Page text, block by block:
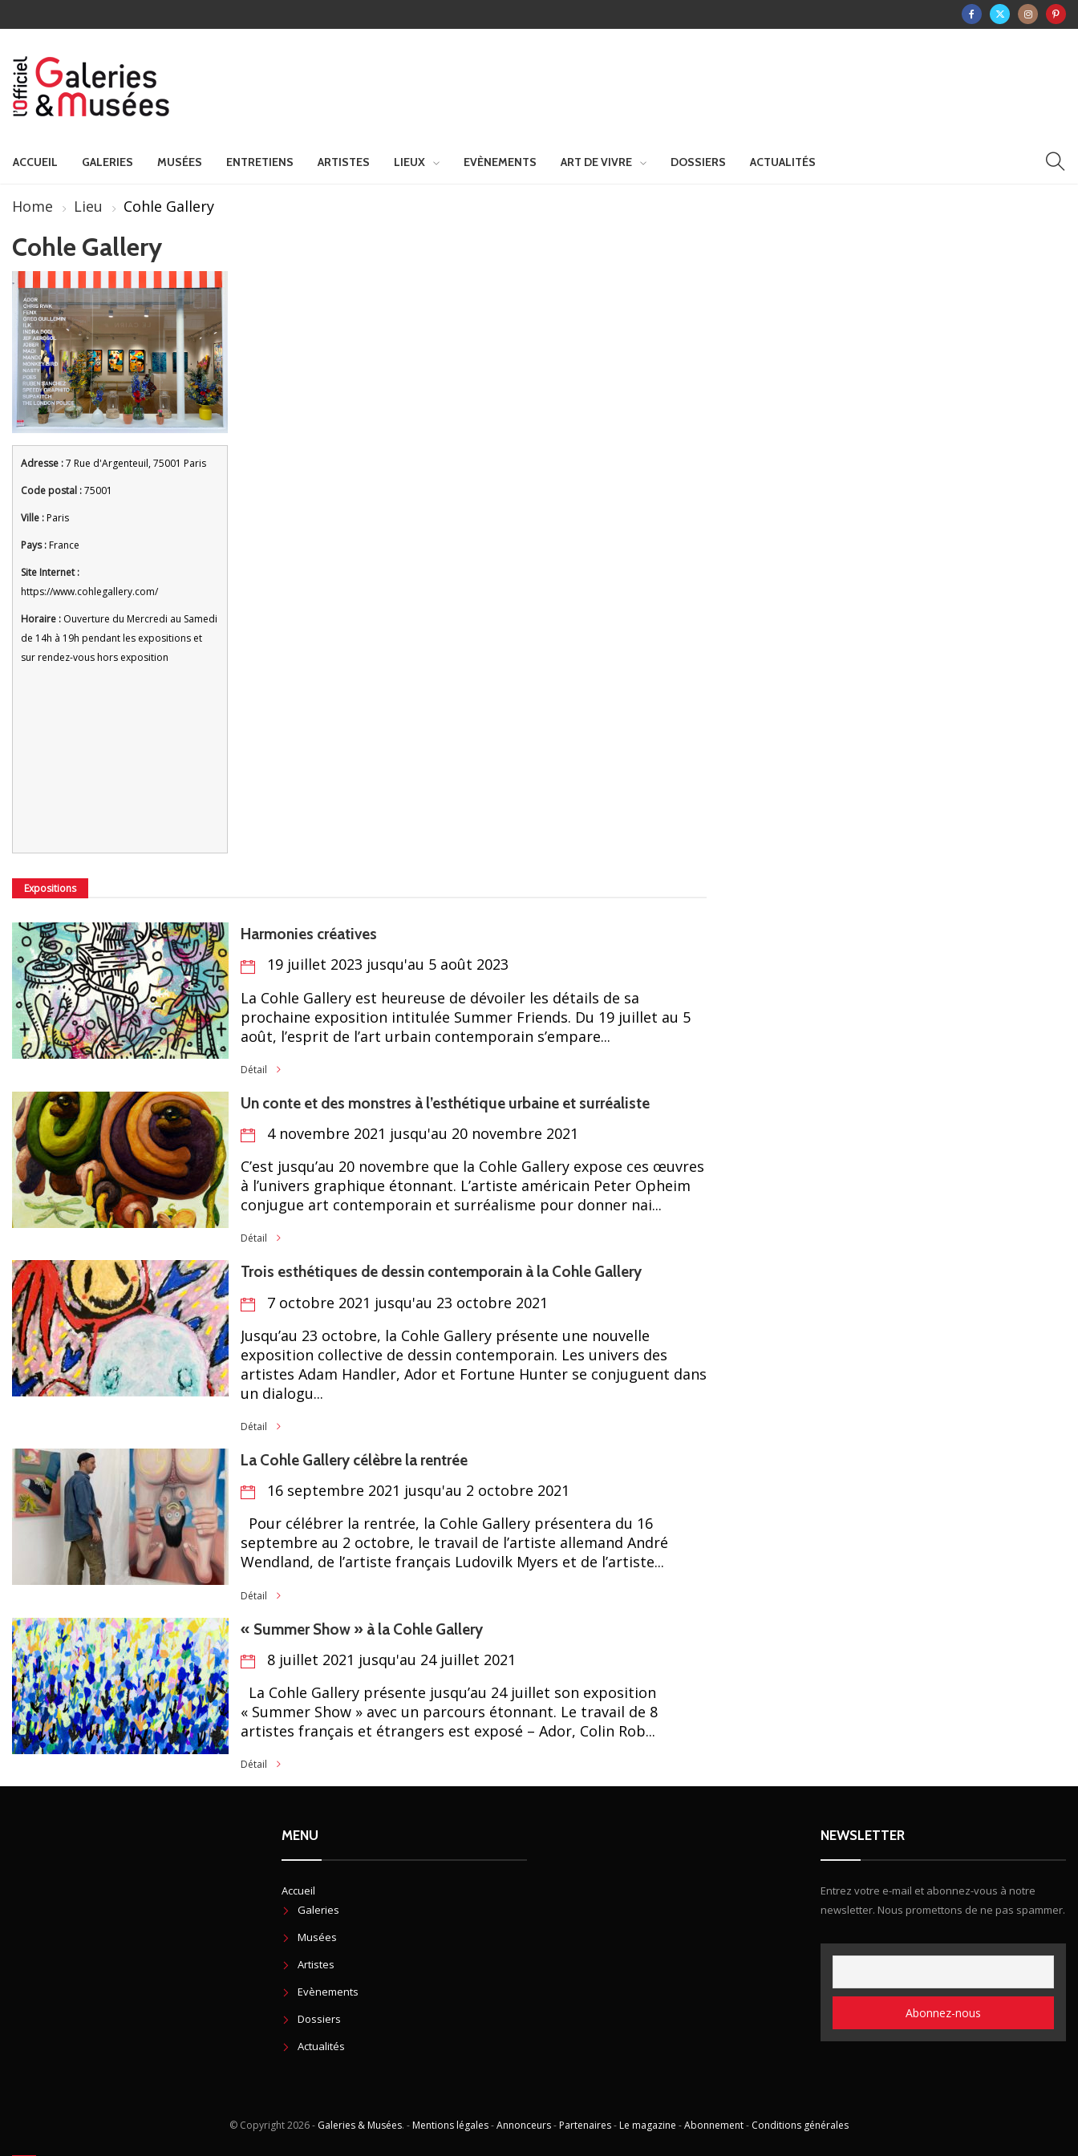
ACCUEIL GALERIES MUSÉES ENTRETIENS ARTISTES LIEUX EVÈNEMENTS ART DE VIVRE DOSSIERS ACTUALITÉS
Home Lieu Cohle Gallery
Cohle Gallery
Adresse :7 Rue d'Argenteuil, 75001 Paris
Code postal :75001
Ville :Paris
Pays :France
Site Internet :
https://www.cohlegallery.com/
Horaire : Ouverture du Mercredi au Samedi
de 14h à 19h pendant les expositions et
sur rendez-vous hors exposition
Expositions
Harmonies créatives
19 juillet 2023 jusqu'au 5 août 2023
La Cohle Gallery est heureuse de dévoiler les détails de sa
prochaine exposition intitulée Summer Friends. Du 19 juillet au 5
août, l’esprit de l’art urbain contemporain s’empare...
Détail
Un conte et des monstres à l’esthétique urbaine et surréaliste
4 novembre 2021 jusqu'au 20 novembre 2021
C’est jusqu’au 20 novembre que la Cohle Gallery expose ces œuvres
à l’univers graphique étonnant. L’artiste américain Peter Opheim
conjugue art contemporain et surréalisme pour donner nai...
Détail
Trois esthétiques de dessin contemporain à la Cohle Gallery
7 octobre 2021 jusqu'au 23 octobre 2021
Jusqu’au 23 octobre, la Cohle Gallery présente une nouvelle
exposition collective de dessin contemporain. Les univers des
artistes Adam Handler, Ador et Fortune Hunter se conjuguent dans
un dialogu...
Détail
La Cohle Gallery célèbre la rentrée
16 septembre 2021 jusqu'au 2 octobre 2021
Pour célébrer la rentrée, la Cohle Gallery présentera du 16
septembre au 2 octobre, le travail de l’artiste allemand André
Wendland, de l’artiste français Ludovilk Myers et de l’artiste...
Détail
« Summer Show » à la Cohle Gallery
8 juillet 2021 jusqu'au 24 juillet 2021
La Cohle Gallery présente jusqu’au 24 juillet son exposition
« Summer Show » avec un parcours étonnant. Le travail de 8
artistes français et étrangers est exposé – Ador, Colin Rob...
Détail
MENU
Accueil
Galeries
Musées
Artistes
Evènements
Dossiers
Actualités
NEWSLETTER
Entrez votre e-mail et abonnez-vous à notre
newsletter. Nous promettons de ne pas spammer.
© Copyright2026 - Galeries & Musées. - Mentions légales-Annonceurs- Partenaires- Le magazine -Abonnement- Conditions générales